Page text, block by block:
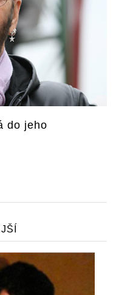
do jeho